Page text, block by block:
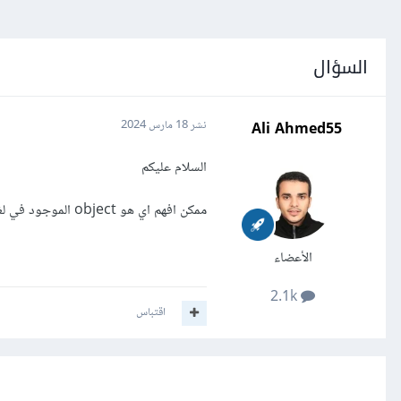
السؤال
Ali Ahmed55
الأعضاء
نشر18 مارس 2024
السلام عليكم
ممكن افهم اي هو object الموجود في لغه باثيون
اقتباس